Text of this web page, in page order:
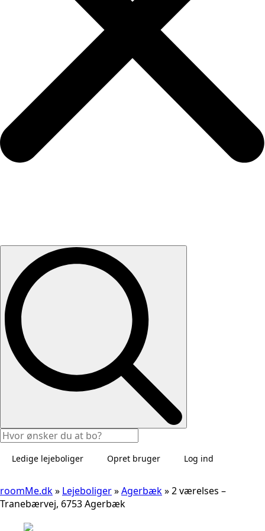
Ledige lejeboliger Opret bruger Log ind
roomMe.dk» Lejeboliger»Agerbæk»2 værelses –
Tranebærvej, 6753 Agerbæk